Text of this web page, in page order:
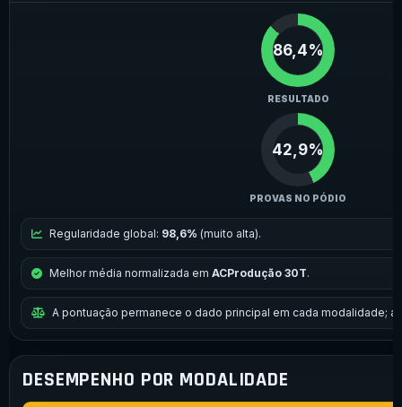
86,4%
RESULTADO
42,9%
PROVAS NO PÓDIO
Regularidade global: 98,6% (muito alta).
Melhor média normalizada em ACProdução 30T.
A pontuação permanece o dado principal em cada modalidade;
DESEMPENHO POR MODALIDADE